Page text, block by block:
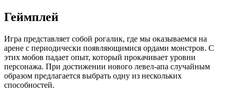
Геймплей
Игра представляет собой рогалик, где мы оказываемся на
арене с периодически появляющимися ордами монстров. С
этих мобов падает опыт, который прокачивает уровни
персонажа. При достижении нового левел-апа случайным
образом предлагается выбрать одну из нескольких
способностей.